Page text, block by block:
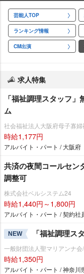
芸能人TOP
ランキング情報
CM出演
求人特集
「福祉調理スタッフ
ム
社会福祉法人大阪府母子寡
時給1,177円
アルバイト・パート / 大阪府
共済の夜間コールセン
調整可
株式会社ベルシステム24
時給1,440円～1,800円
アルバイト・パート / 契約社
NEW 「福祉調理ス
一般財団法人聖マリアンナ
時給1,350円
アルバイト・パート / 神奈川